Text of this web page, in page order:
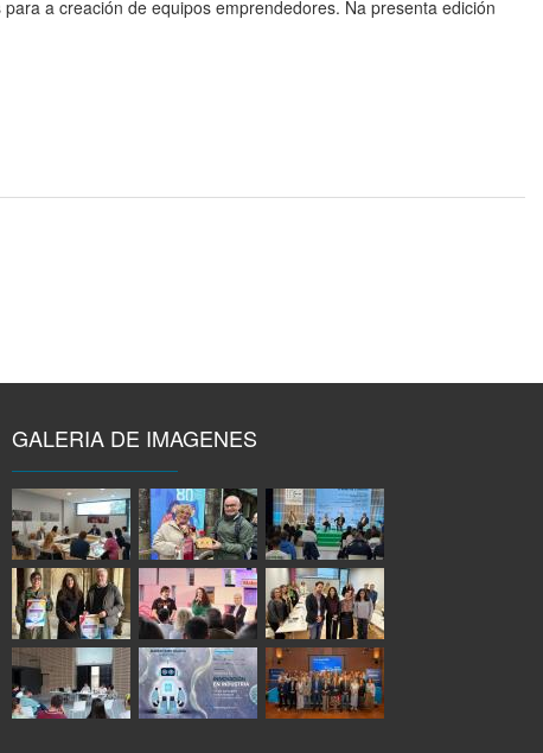
a creación de equipos emprendedores. Na presenta edición
GALERIA DE IMAGENES